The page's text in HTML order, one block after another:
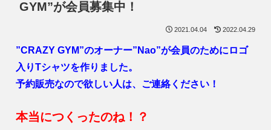
GYM”が会員募集中！
2021.04.04 2022.04.29
”CRAZY GYM”のオーナー”Nao”が会員のためにロゴ
入りTシャツを作りました。
予約販売なので欲しい人は、ご連絡ください！
本当につくったのね！？